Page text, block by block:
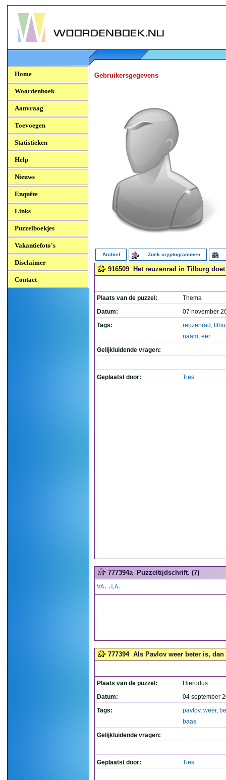
Woordenboek.NU
Home
Woordenboek
Aanvraag
Toevoegen
Statistieken
Help
Nieuws
Enquête
Links
Puzzelboekjes
Vakantiefoto's
Disclaimer
Contact
Gebruikersgegevens
Archief Zoek cryptogrammen
916509 Het reuzenrad in Tilburg
Plaats van de puzzel:
Thema
Datum:
07 november
Tags:
reuzenrad ,
naam, eer
Gelijkluidende vragen:
Geplaatst door: Ties
777394a Puzzeltijdschrift. (7)
VA..LA.
777394 Als Pavlov weer beter is,
Plaats van de puzzel:
Hierodus
Datum:
04 september
Tags:
pavlov, weer,
baas
Gelijkluidende vragen:
Geplaatst door: Ties